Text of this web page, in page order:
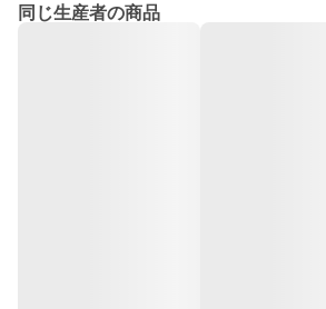
同じ生産者の商品